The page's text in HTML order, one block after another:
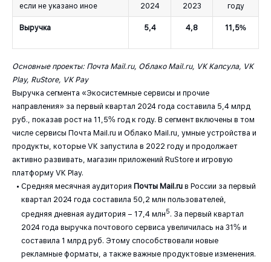
если не указано иное
2024
2023
году
Выручка 5,4 4,8 11,5%
Основные проекты: Почта Mail.ru, Облако Mail.ru, VK Капсула, VK
Play, RuStore, VK Pay
Выручка сегмента «Экосистемные сервисы и прочие
направления» за первый квартал 2024 года составила 5,4 млрд
руб., показав рост на 11,5% год к году. В сегмент включены в том
числе сервисы Почта Mail.ru и Облако Mail.ru, умные устройства и
продукты, которые VK запустила в 2022 году и продолжает
активно развивать, магазин приложений RuStore и игровую
платформу VK Play.
Средняя месячная аудитория Почты Mail.ru в России за первый
квартал 2024 года составила 50,2 млн пользователей,
средняя дневная аудитория – 17,4 млн5. За первый квартал
2024 года выручка почтового сервиса увеличилась на 31% и
составила 1 млрд руб. Этому способствовали новые
рекламные форматы, а также важные продуктовые изменения.